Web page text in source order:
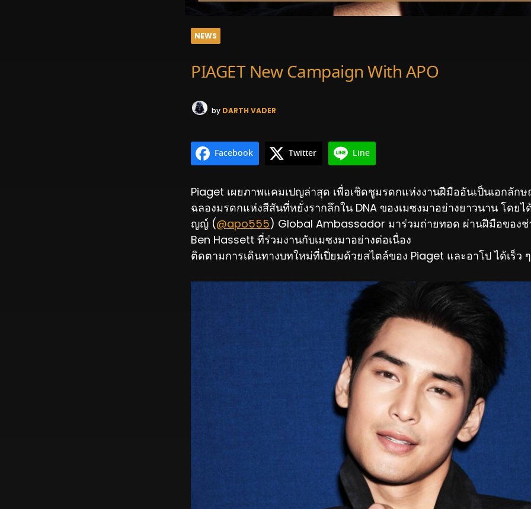
NEWS
PIAGET New Campaign With APO
by DARTH VADER
Facebook Twitter Line
Piaget เผยภาพแคมเปญล่าสุด เพื่อเชิดชูมรดกแห่งงานฝีมืออันเป็นเอกลัก
ฉลองมรดกแห่งสีสันที่หยั่งรากลึกใน DNA ของเมซงมาอย่างยาวนาน โดยไ
ญญ์ (@apo555) Global Ambassador มาร่วมถ่ายทอด ผ่านฝีมือของช่
Ben Hassett ที่ร่วมงานกับเมซงมาอย่างต่อเนื่อง
ติดตามการเดินทางบทใหม่ที่เปี่ยมด้วยสไตล์ของ Piaget และอาโป ได้เร็ว